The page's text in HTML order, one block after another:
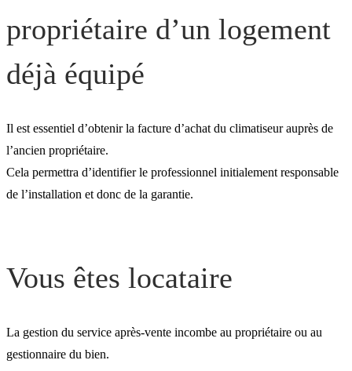
propriétaire d’un logement
déjà équipé
Il est essentiel d’obtenir la facture d’achat du climatiseur auprès de
l’ancien propriétaire.
Cela permettra d’identifier le professionnel initialement responsable
de l’installation et donc de la garantie.
Vous êtes locataire
La gestion du service après-vente incombe au propriétaire ou au
gestionnaire du bien.